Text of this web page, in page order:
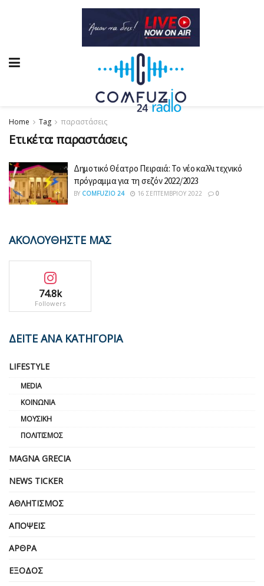
Home Tag παραστάσεις
Ετικέτα: παραστάσεις
Δημοτικό Θέατρο Πειραιά: Το νέο καλλιτεχνικό
πρόγραμμα για τη σεζόν 2022/2023
BY COMFUZIO 24 16 ΣΕΠΤΕΜΒΡΊΟΥ 2022 0
ΑΚΟΛΟΥΘΗΣΤΕ ΜΑΣ
74.8k
Followers
ΔΕΙΤΕ ΑΝΑ ΚΑΤΗΓΟΡΙΑ
LIFESTYLE
MEDIA
ΚΟΙΝΩΝΊΑ
ΜΟΥΣΙΚΉ
ΠΟΛΙΤΙΣΜΌΣ
MAGNA GRECIA
NEWS TICKER
ΑΘΛΗΤΙΣΜΌΣ
ΑΠΌΨΕΙΣ
ΆΡΘΡΑ
ΈΞΟΔΟΣ